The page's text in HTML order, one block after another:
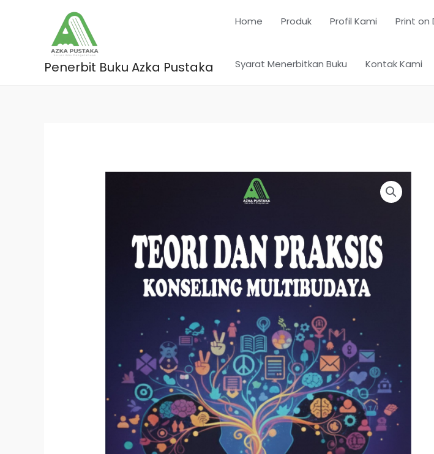
Penerbit Buku Azka Pustaka
Home Produk Profil Kami Print on
Syarat Menerbitkan Buku Kontak Kami